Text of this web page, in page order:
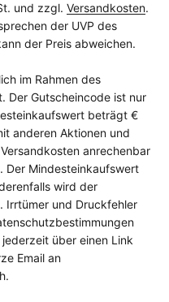
und zzgl. Versandkosten.
der UVP des
der Preis abweichen.
im Rahmen des
Der Gutscheincode ist nur
beträgt €
anderen Aktionen und
anrechenbar
Der Mindesteinkaufswert
wird der
Irrtümer und Druckfehler
über einen Link
Email an